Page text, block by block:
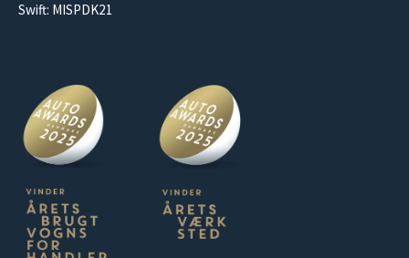
Swift: MISPDK21